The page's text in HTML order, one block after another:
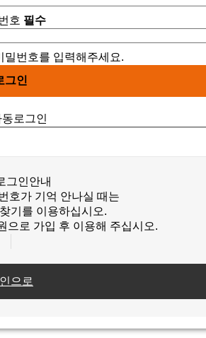
호 필수
밀번호를 입력해주세요.
동로그인
그인안내
호가 기억 안나실 때는
기를 이용하십시오.
으로 가입 후 이용해 주십시오.
으로